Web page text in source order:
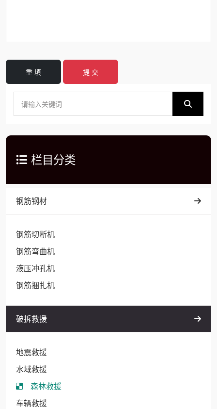
重 填 提 交
栏目分类
钢筋钢材
钢筋切断机
钢筋弯曲机
液压冲孔机
钢筋捆扎机
破拆救援
地震救援
水域救援
森林救援
车辆救援